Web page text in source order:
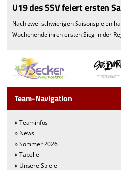
U19 des SSV feiert ersten
Nach zwei schwierigen Saisonspielen
Wochenende ihren ersten Sieg in der
Team-Navigation
Teaminfos
News
Sommer 2026
Tabelle
Unsere Spiele